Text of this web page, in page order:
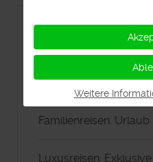
Frosch Sportreisen
Reiseversicherungen:
Urlaub
Familienreisen:
Luxusreisen:
Weitere